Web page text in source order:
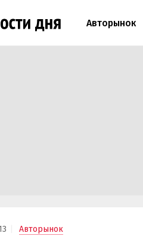
Авторынок
Авторынок